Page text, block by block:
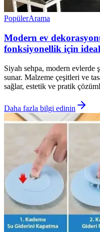
PopülerArama
Modern ev
fonksiyonellik için ideal
Siyah sehpa, modern evlerde
sunar. Malzeme çeşitleri ve
sağlar, estetik ve pratik
Daha fazla bilgi edinin